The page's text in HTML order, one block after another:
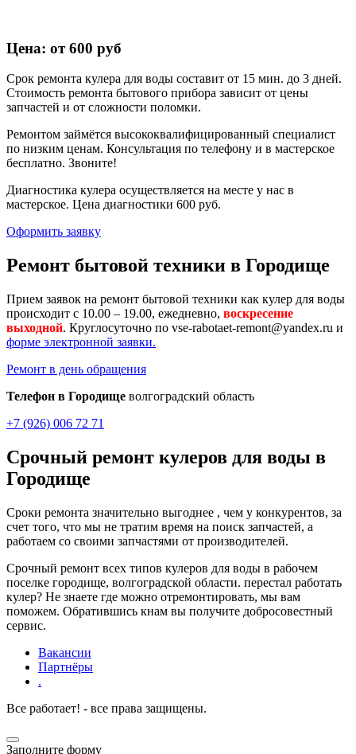
Цена: от 600 руб
Срок ремонта кулера для воды составит от 15 мин. до 3 дней.
Стоимость ремонта бытового прибора зависит от цены
запчастей и от сложности поломки.
Ремонтом займётся высококвалифицированный специалист
по низким ценам. Консультация по телефону и в мастерское
бесплатно. Звоните!
Диагностика кулера осуществляется на месте у нас в
мастерское. Цена диагностики 600 руб.
Оформить заявку
Ремонт бытовой техники в Городище
Прием заявок на ремонт бытовой техники как кулер для воды
происходит с 10.00 – 19.00, ежедневно, воскресение
выходной. Круглосуточно по vse-rabotaet-remont@yandex.ru и
форме электронной заявки.
Ремонт в день обращения
Телефон в Городище волгоградский область
+7 (926) 006 72 71
Срочный ремонт кулеров для воды в
Городище
Сроки ремонта значительно выгоднее , чем у конкурентов, за
счет того, что мы не тратим время на поиск запчастей, а
работаем со своими запчастями от производителей.
Срочный ремонт всех типов кулеров для воды в рабочем
поселке городище, волгоградской области. перестал работать
кулер? Не знаете где можно отремонтировать, мы вам
поможем. Обратившись кнам вы получите добросовестный
сервис.
Вакансии
Партнёры
.
Все работает! - все права защищены.
Заполните форму